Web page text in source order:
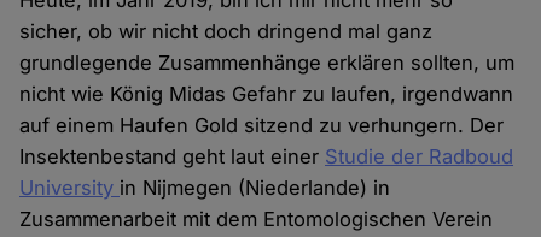
sicher, ob wir nicht doch dringend mal ganz
grundlegende Zusammenhänge erklären sollten, um
nicht wie König Midas Gefahr zu laufen, irgendwann
auf einem Haufen Gold sitzend zu verhungern. Der
Insektenbestand geht laut einer Studie der Radboud
University in Nijmegen (Niederlande) in
Zusammenarbeit mit dem Entomologischen Verein